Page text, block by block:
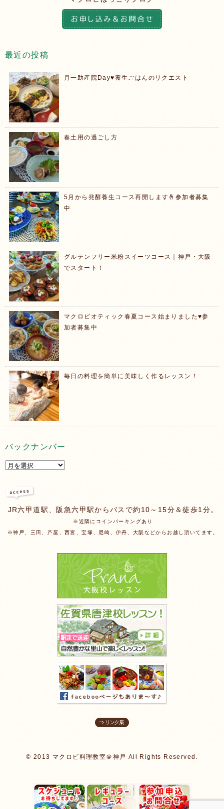
最近の投稿
月一助産院Day♥️養生ごはんのリクエスト
春土用の過ごし方
5月から発酵養生コース再開します🤞参加者募集
中
グルテンフリー米粉スイーツコース｜神戸・大阪
でスタート！
マクロビオティック春夏コース始まりました♥️参
加者募集中
毎日の料理を簡単に美味しく作るレッスン！
バックナンバー
JR六甲道駅、阪急六甲駅からバスで約10～15分＆徒歩1分。
※近隣にコインパーキングあり
※神戸、三田、芦屋、西宮、宝塚、尼崎、伊丹、大阪などからお越し頂いてます。
© 2013 マクロビ料理教室＠神戸 All Rights Reserved.